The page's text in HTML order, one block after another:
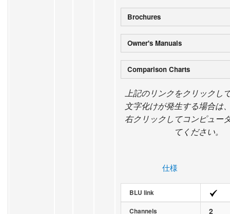
Brochures
Owner's Manuals
Comparison Charts
上記のリンクをクリックし
文字化けが発生する場合は
右クリックしてコンピュー
てください。
仕様
BLU link
Channels 2